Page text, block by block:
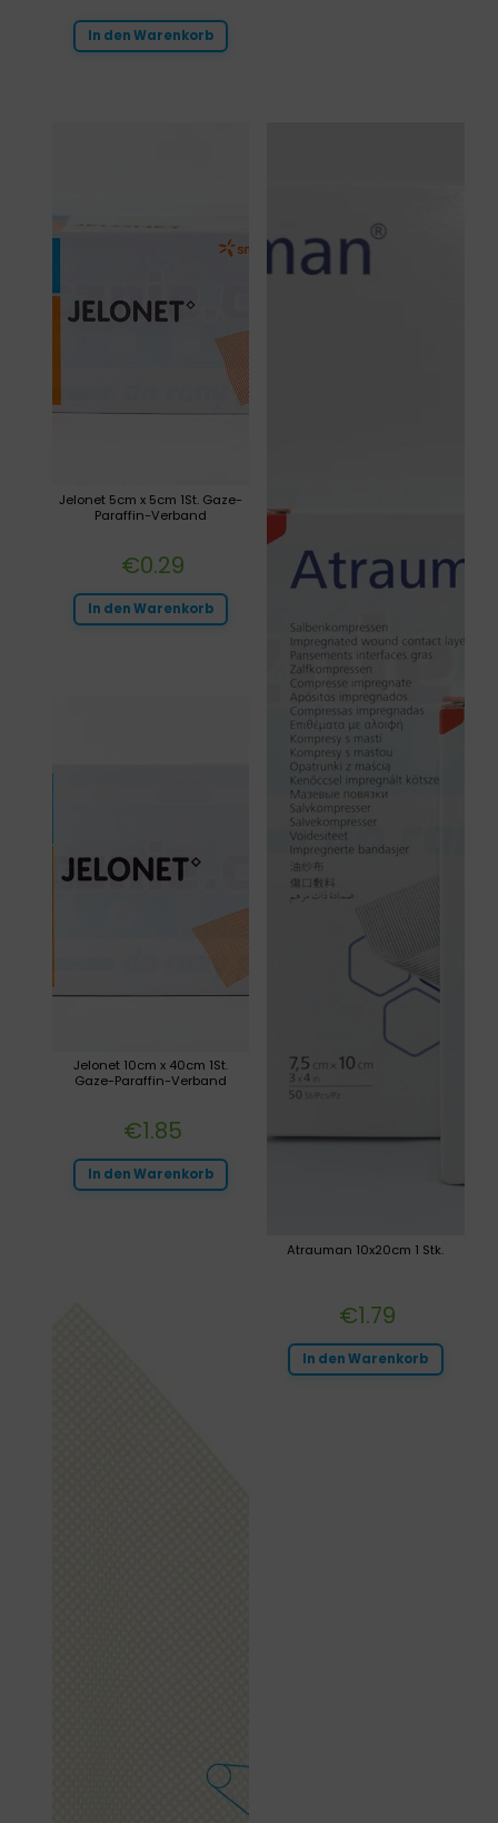
In den Warenkorb
Atrauman 10x20cm 1 Stk.
€1.79
In den Warenkorb
Jelonet 5cm x 5cm 1St. Gaze-
Paraffin-Verband
€0.29
In den Warenkorb
Jelonet 10cm x 40cm 1St.
Gaze-Paraffin-Verband
€1.85
In den Warenkorb